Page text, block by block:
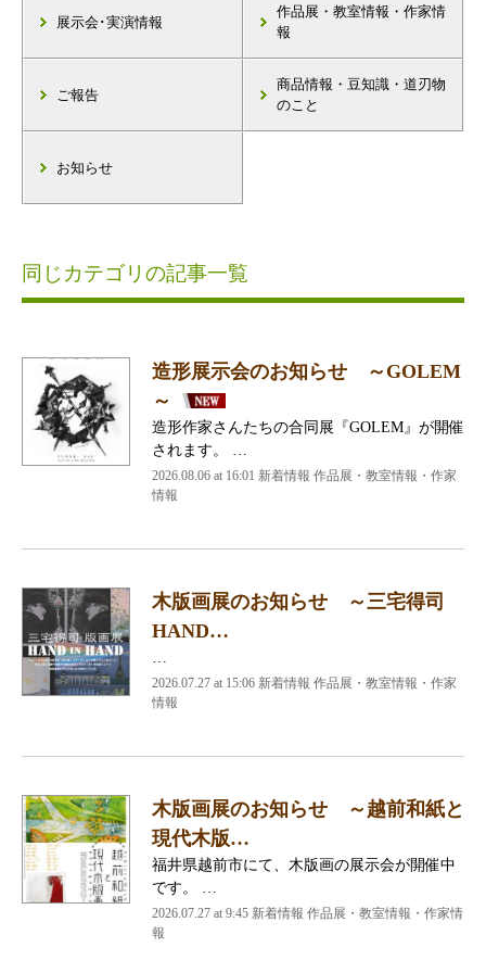
展示会･実演情報
作品展・教室情報・作家情
報
ご報告
商品情報・豆知識・道刃物
のこと
お知らせ
同じカテゴリの記事一覧
造形展示会のお知らせ ～GOLEM
～
造形作家さんたちの合同展『GOLEM』が開催
されます。 …
2026.08.06 at 16:01 新着情報 作品展・教室情報・作家
情報
木版画展のお知らせ ～三宅得司
HAND…
2026.07.27 at 15:06 新着情報 作品展・教室情報・作家
情報
木版画展のお知らせ ～越前和紙と
現代木版…
福井県越前市にて、木版画の展示会が開催中
です。 …
2026.07.27 at 9:45 新着情報 作品展・教室情報・作家情
報